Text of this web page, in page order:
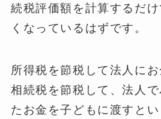
続税評価額を計算するだ
くなっているはずです。
所得税を節税して法人にお
相続税を節税して、法人
たお金を子どもに渡すと